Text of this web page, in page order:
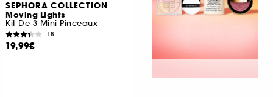
SEPHORA COLLECTION
Moving Lights
Kit De 3 Mini Pinceaux
18
19,99€